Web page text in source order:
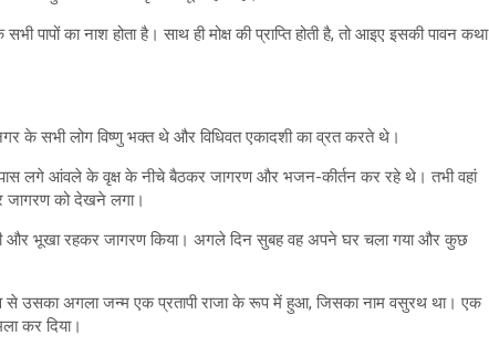
का नाश होता है। साथ ही मोक्ष की प्राप्ति होती है, तो आइए इसकी पावन कथा
के सभी लोग विष्णु भक्त थे और विधिवत एकादशी का व्रत करते थे।
लगे आंवले के वृक्ष के नीचे बैठकर जागरण और भजन-कीर्तन कर रहे थे। तभी वहां
जागरण को देखने लगा।
और भूखा रहकर जागरण किया। अगले दिन सुबह वह अपने घर चला गया और कुछ
से उसका अगला जन्म एक प्रतापी राजा के रूप में हुआ, जिसका नाम वसुरथ था। एक
कर दिया।